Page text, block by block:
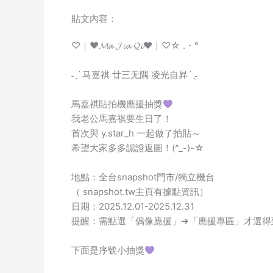
貼文內容：
♡｜♥𝓜𝓪 𝓙𝓲𝓪 𝓠𝓲♥｜♡☆ .・°
˗ˏˋ 马嘉祺 廿三无隅 凌光自昇´ˎ˗
馬嘉祺貼拍機應援抽獎
我老公馬嘉祺要生日了！
首次與 y.star_h 一起做了拍貼～
希望大家多多認證返圖！(^_-)-☆
地點：全台snapshot門市/獨立機台
（ snapshot.tw主頁有據點資訊）
日期：2025.12.01-2025.12.31
提醒：需點選「偶像應援」➔「應援專區」才選
下面是序號小抽獎